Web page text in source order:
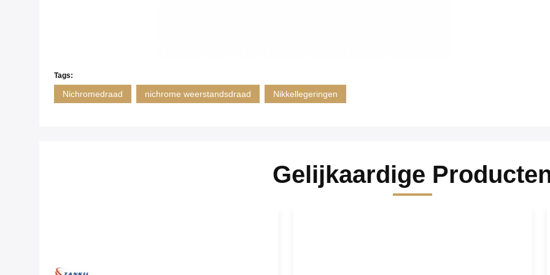
Tags:
Nichromedraad nichrome weerstandsdraad Nikkellegeringen
Gelijkaardige